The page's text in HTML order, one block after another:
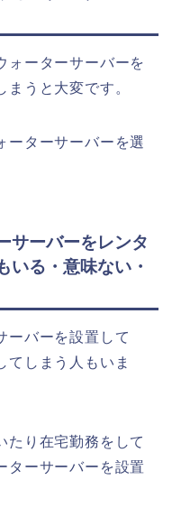
ォーターサーバーを
うと大変です。
ーターサーバーを選
サーバーをレンタ
いる・意味ない・
ーバーを設置して
てしまう人もいま
たり在宅勤務をして
ターサーバーを設置